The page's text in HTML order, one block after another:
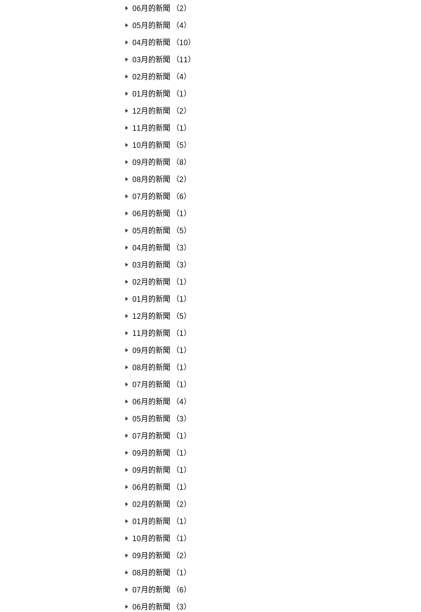
06月的新聞 （2）
05月的新聞 （4）
04月的新聞 （10）
03月的新聞 （11）
02月的新聞 （4）
01月的新聞 （1）
12月的新聞 （2）
11月的新聞 （1）
10月的新聞 （5）
09月的新聞 （8）
08月的新聞 （2）
07月的新聞 （6）
06月的新聞 （1）
05月的新聞 （5）
04月的新聞 （3）
03月的新聞 （3）
02月的新聞 （1）
01月的新聞 （1）
12月的新聞 （5）
11月的新聞 （1）
09月的新聞 （1）
08月的新聞 （1）
07月的新聞 （1）
06月的新聞 （4）
05月的新聞 （3）
07月的新聞 （1）
09月的新聞 （1）
09月的新聞 （1）
06月的新聞 （1）
02月的新聞 （2）
01月的新聞 （1）
10月的新聞 （1）
09月的新聞 （2）
08月的新聞 （1）
07月的新聞 （6）
06月的新聞 （3）